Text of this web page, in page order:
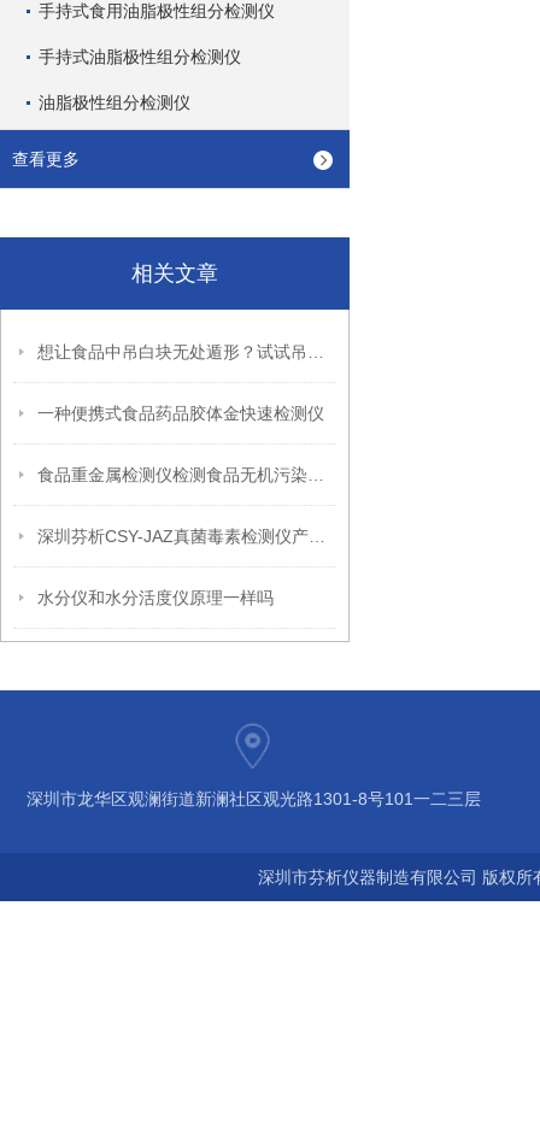
手持式食用油脂极性组分检测仪
手持式油脂极性组分检测仪
油脂极性组分检测仪
查看更多
相关文章
一种便携式食品药品胶体金快速检测仪
水分仪和水分活度仪原理一样吗
深圳市龙华区观澜街道新澜社区观光路1301-8号101一二三层
深圳市芬析仪器制造有限公司 版权